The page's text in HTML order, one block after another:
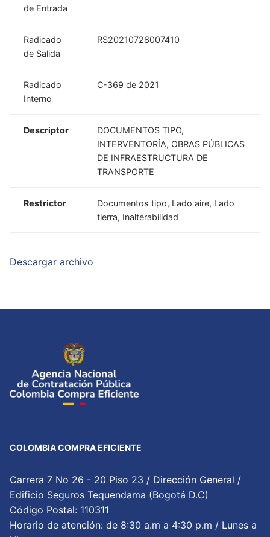
de Entrada
Radicado
de Salida
RS20210728007410
Radicado
Interno
C-369 de 2021
Descriptor
DOCUMENTOS TIPO,
INTERVENTORÍA, OBRAS PÚBLICAS
DE INFRAESTRUCTURA DE
TRANSPORTE
Restrictor
Documentos tipo, Lado aire, Lado
tierra, Inalterabilidad
Descargar archivo
COLOMBIA COMPRA EFICIENTE
Carrera 7 No 26 - 20 Piso 23 / Dirección General /
Edificio Seguros Tequendama (Bogotá D.C)
Código Postal: 110311
Horario de atención: de 8:30 a.m a 4:30 p.m / Lunes a